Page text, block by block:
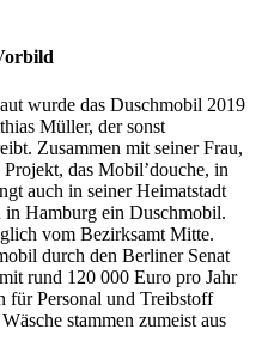
wurde das Duschmobil 2019
Müller, der sonst
Zusammen mit seiner Frau,
das Mobil’douche, in
auch in seiner Heimatstadt
in Hamburg ein Duschmobil.
vom Bezirksamt Mitte.
durch den Berliner Senat
rund 120 000 Euro pro Jahr
für Personal und Treibstoff
stammen zumeist aus